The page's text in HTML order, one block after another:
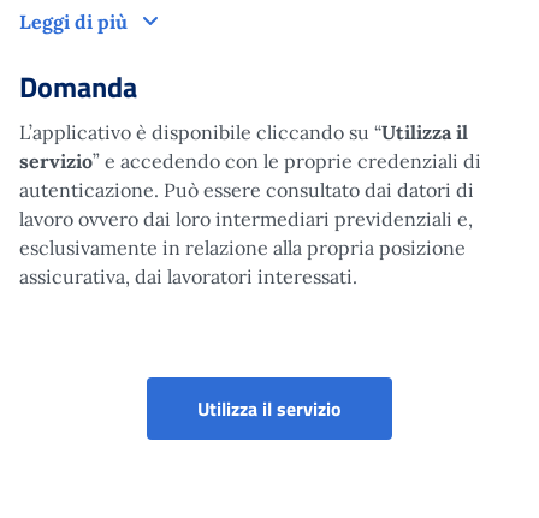
Leggi di più
Come funziona
Domanda
L’applicativo è disponibile cliccando su “Utilizza il
servizio” e accedendo con le proprie credenziali di
autenticazione. Può essere consultato dai datori di
lavoro ovvero dai loro intermediari previdenziali e,
esclusivamente in relazione alla propria posizione
assicurativa, dai lavoratori interessati.
Utilizza il servizio